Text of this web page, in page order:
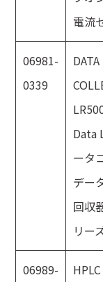
電流
06981-
0339
DATA
Data
ータ
デー
回収
リー
06989-